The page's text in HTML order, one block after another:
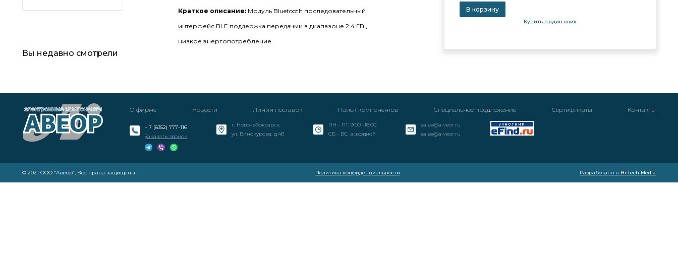
Краткое описание: Модуль Bluetooth последовательный
интерфейс BLE поддержка передачми в диапазоне 2.4 ГГц
низкое энергопотребление
В корзину
Купить в один клик
Вы недавно смотрели
О фирме Новости Линия поставок Поиск компонентов Специальное предложение Cертификаты Контакты
+ 7 (8352) 777-116
Заказать звонок
г. Новочебоксарск,
ул. Винокурова, д.48
ПН - ПТ: 9.00 -18.00
СБ - ВС: выходной
sales@a-veor.ru
sales@a-veor.ru
© 2021 ООО “Авеор”, Все права защищены Политика конфиденциальности Разработано в Hi-tech Media